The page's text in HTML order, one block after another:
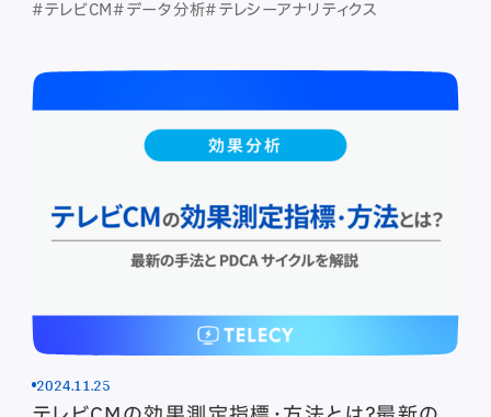
#テレビCM #データ分析#テレシーアナリティクス
2024.11.25